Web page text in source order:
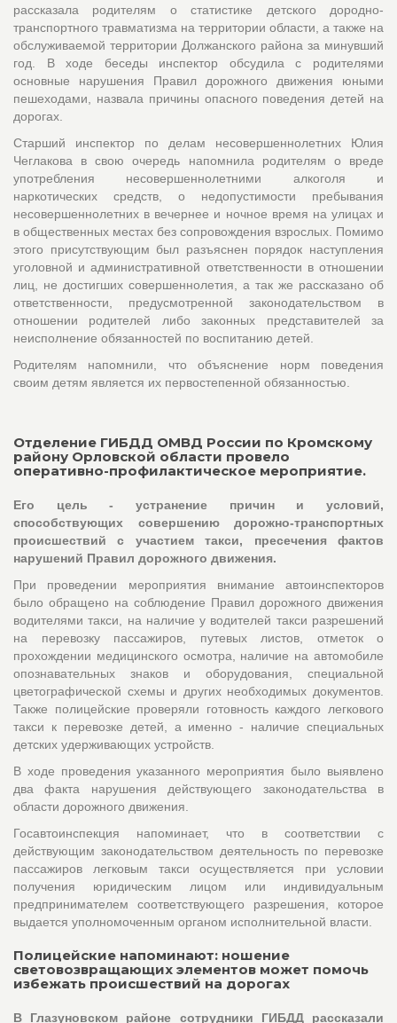
рассказала родителям о статистике детского дородно-
транспортного травматизма на территории области, а также на
обслуживаемой территории Должанского района за минувший
год. В ходе беседы инспектор обсудила с родителями
основные нарушения Правил дорожного движения юными
пешеходами, назвала причины опасного поведения детей на
дорогах.
Старший инспектор по делам несовершеннолетних Юлия
Чеглакова в свою очередь напомнила родителям о вреде
употребления несовершеннолетними алкоголя и
наркотических средств, о недопустимости пребывания
несовершеннолетних в вечернее и ночное время на улицах и
в общественных местах без сопровождения взрослых. Помимо
этого присутствующим был разъяснен порядок наступления
уголовной и административной ответственности в отношении
лиц, не достигших совершеннолетия, а так же рассказано об
ответственности, предусмотренной законодательством в
отношении родителей либо законных представителей за
неисполнение обязанностей по воспитанию детей.
Родителям напомнили, что объяснение норм поведения
своим детям является их первостепенной обязанностью.
Отделение ГИБДД ОМВД России по Кромскому
району Орловской области провело
оперативно-профилактическое мероприятие.
Его цель - устранение причин и условий,
способствующих совершению дорожно-транспортных
происшествий с участием такси, пресечения фактов
нарушений Правил дорожного движения.
При проведении мероприятия внимание автоинспекторов
было обращено на соблюдение Правил дорожного движения
водителями такси, на наличие у водителей такси разрешений
на перевозку пассажиров, путевых листов, отметок о
прохождении медицинского осмотра, наличие на автомобиле
опознавательных знаков и оборудования, специальной
цветографической схемы и других необходимых документов.
Также полицейские проверяли готовность каждого легкового
такси к перевозке детей, а именно - наличие специальных
детских удерживающих устройств.
В ходе проведения указанного мероприятия было выявлено
два факта нарушения действующего законодательства в
области дорожного движения.
Госавтоинспекция напоминает, что в соответствии с
действующим законодательством деятельность по перевозке
пассажиров легковым такси осуществляется при условии
получения юридическим лицом или индивидуальным
предпринимателем соответствующего разрешения, которое
выдается уполномоченным органом исполнительной власти.
Полицейские напоминают: ношение
световозвращающих элементов может помочь
избежать происшествий на дорогах
В Глазуновском районе сотрудники ГИБДД рассказали